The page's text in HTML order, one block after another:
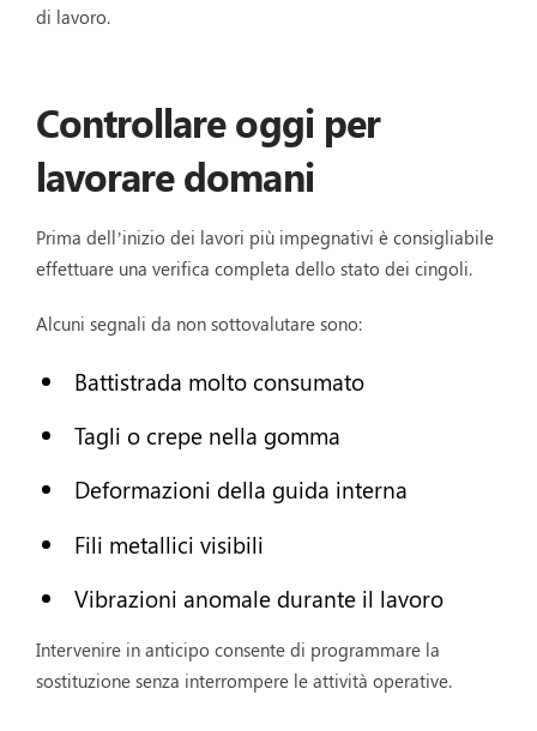
di lavoro.
Controllare oggi per
lavorare domani
Prima dell’inizio dei lavori più impegnativi è consigliabile
effettuare una verifica completa dello stato dei cingoli.
Alcuni segnali da non sottovalutare sono:
Battistrada molto consumato
Tagli o crepe nella gomma
Deformazioni della guida interna
Fili metallici visibili
Vibrazioni anomale durante il lavoro
Intervenire in anticipo consente di programmare la
sostituzione senza interrompere le attività operative.